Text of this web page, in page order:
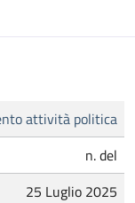
attività politica
n. del
25 Luglio 2025